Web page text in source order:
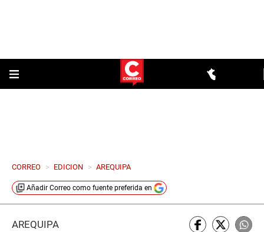
CORREO > EDICION > AREQUIPA
Añadir Correo como fuente preferida en
AREQUIPA